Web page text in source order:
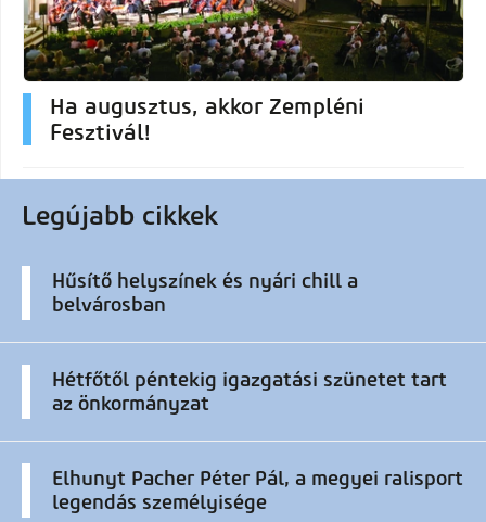
Ha augusztus, akkor Zempléni
Fesztivál!
Legújabb cikkek
Hűsítő helyszínek és nyári chill a
belvárosban
Hétfőtől péntekig igazgatási szünetet tart
az önkormányzat
Elhunyt Pacher Péter Pál, a megyei ralisport
legendás személyisége